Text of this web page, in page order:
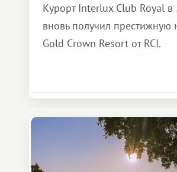
Курорт Interlux Club Royal в
вновь получил престижную
Gold Crown Resort от RCI.